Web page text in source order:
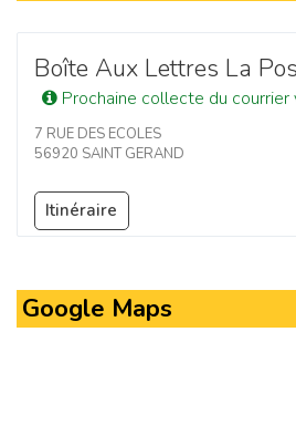
Boîte Aux Lettres La
Prochaine collecte du
7 RUE DES ECOLES
56920 SAINT GERAND
Itinéraire
Google Maps